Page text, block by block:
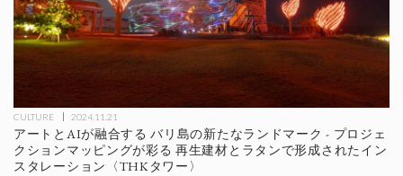
CULTURE 2024.11.21
アートとAIが融合する バリ島の新たなランドマーク - プロジェ
クションマッピングが彩る 再生建材とラタンで形成されたイン
スタレーション〈THKタワー〉